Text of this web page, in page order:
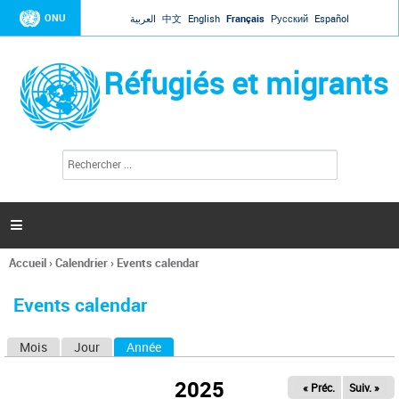
Jump to navigation
ONU العربية 中文 English Français Русский Español
Réfugiés et migrants
l
c
h
e

Vous
ici
Accueil›Calendrier› Events calendar
Events calendar
Mois Jour Année
2025 « Préc. Suiv. »